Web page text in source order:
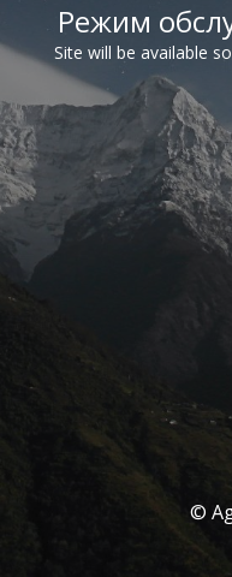
Режим
Site will be available
©